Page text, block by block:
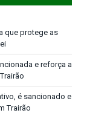
que protege as
e reforça a
é sancionado e
Trairão